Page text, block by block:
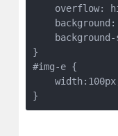
overflow:
}
#img-e {
}